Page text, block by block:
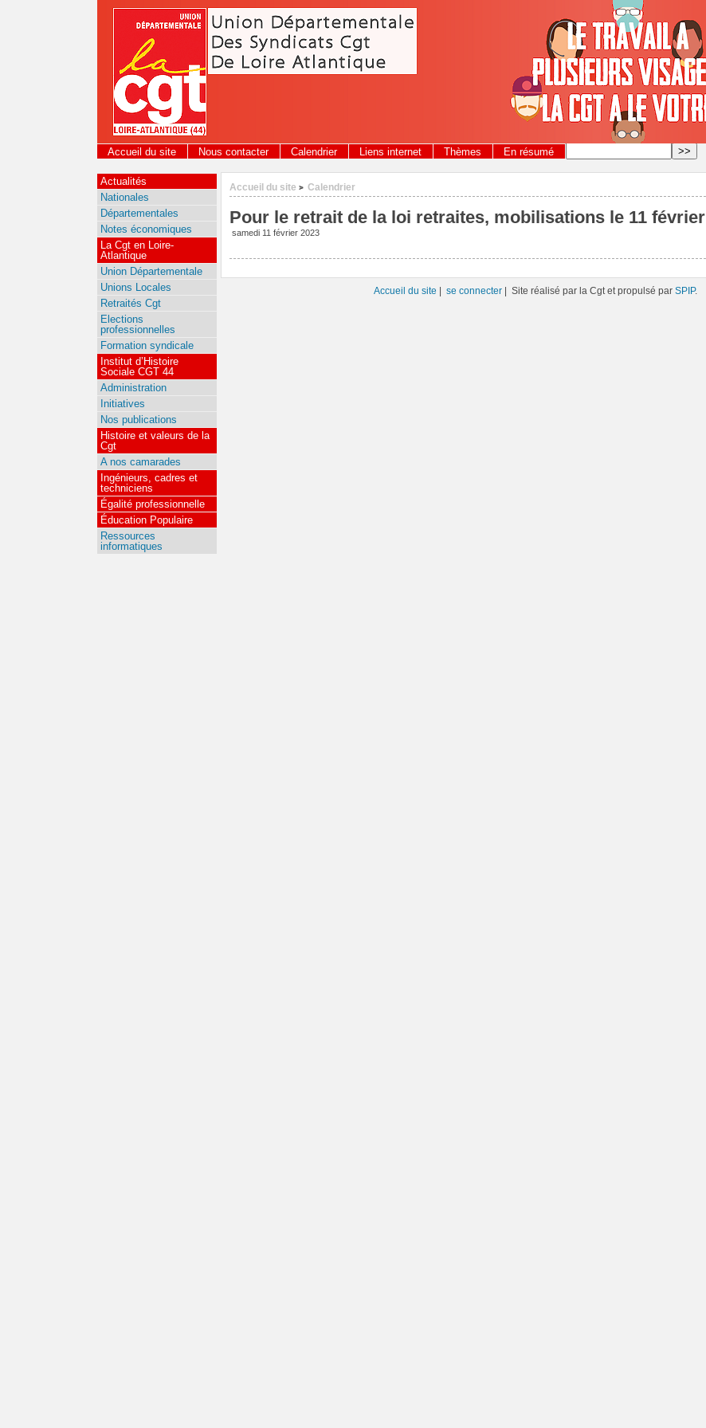
Panneau de gestion des cookies
Accueil du site Nous contacter Calendrier Liens internet Thèmes En résumé
Accueil du site > Calendrier
Pour le retrait de la loi retraites, mobilisations le 11 février
samedi 11 février 2023
Actualités
Nationales
Départementales
Notes économiques
La Cgt en Loire-
Atlantique
Union Départementale
Unions Locales
Retraités Cgt
Elections
professionnelles
Formation syndicale
Institut d’Histoire
Sociale CGT 44
Administration
Initiatives
Nos publications
Histoire et valeurs de la
Cgt
A nos camarades
Ingénieurs, cadres et
techniciens
Égalité professionnelle
Éducation Populaire
Ressources
informatiques
Accueil du site | se connecter | Site réalisé par la Cgt et propulsé par SPIP.